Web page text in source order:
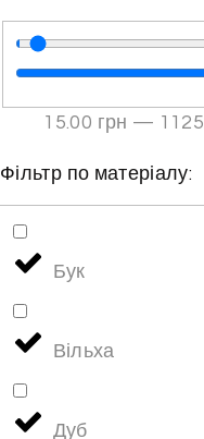
15.00 грн — 1125
Фільтр по матеріалу:
Бук
Вільха
Дуб